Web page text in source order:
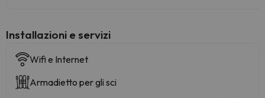
Installazioni e servizi
Wifi e Internet
Armadietto per gli sci